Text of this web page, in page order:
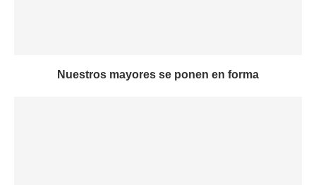
Nuestros mayores se ponen en forma